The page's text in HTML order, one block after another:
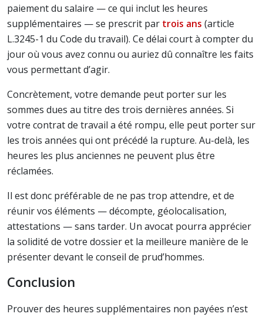
paiement du salaire — ce qui inclut les heures
supplémentaires — se prescrit par trois ans (article
L.3245-1 du Code du travail). Ce délai court à compter du
jour où vous avez connu ou auriez dû connaître les faits
vous permettant d’agir.
Concrètement, votre demande peut porter sur les
sommes dues au titre des trois dernières années. Si
votre contrat de travail a été rompu, elle peut porter sur
les trois années qui ont précédé la rupture. Au-delà, les
heures les plus anciennes ne peuvent plus être
réclamées.
Il est donc préférable de ne pas trop attendre, et de
réunir vos éléments — décompte, géolocalisation,
attestations — sans tarder. Un avocat pourra apprécier
la solidité de votre dossier et la meilleure manière de le
présenter devant le conseil de prud’hommes.
Conclusion
Prouver des heures supplémentaires non payées n’est